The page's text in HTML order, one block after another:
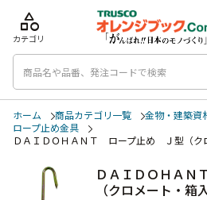
category
カテゴリ
ホーム 商品カテゴリ一覧 金物・建築資
ロープ止め金具
ＤＡＩＤＯＨＡＮＴ ロープ止め Ｊ型（ク
ＤＡＩＤＯＨＡ
（クロメート・箱